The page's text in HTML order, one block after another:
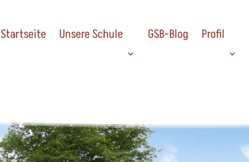
Startseite Unsere Schule GSB-Blog Profil